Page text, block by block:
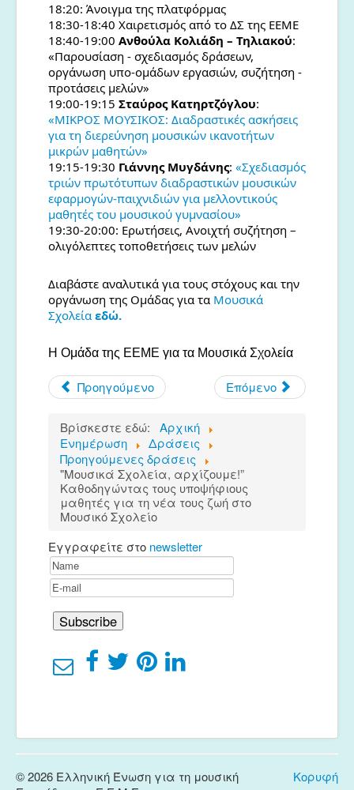
18:20: Άνοιγμα της πλατφόρμας
18:30-18:40 Χαιρετισμός από το ΔΣ της ΕΕΜΕ
18:40-19:00 Ανθούλα Κολιάδη – Τηλιακού:
«Παρουσίαση - σχεδιασμός δράσεων,
οργάνωση υπο-ομάδων εργασιών, συζήτηση -
προτάσεις μελών»
19:00-19:15 Σταύρος Κατηρτζόγλου:
«ΜΙΚΡΟΣ ΜΟΥΣΙΚΟΣ: Διαδραστικές ασκήσεις
για τη διερεύνηση μουσικών ικανοτήτων
μικρών μαθητών»
19:15-19:30 Γιάννης Μυγδάνης: «Σχεδιασμός
τριών πρωτότυπων διαδραστικών μουσικών
εφαρμογών-παιχνιδιών για μελλοντικούς
μαθητές του μουσικού γυμνασίου»
19:30-20:00: Ερωτήσεις, Ανοιχτή συζήτηση –
ολιγόλεπτες τοποθετήσεις των μελών
Διαβάστε αναλυτικά για τους στόχους και την
οργάνωση της Ομάδας για τα Μουσικά
Σχολεία εδώ.
Η Ομάδα της ΕΕΜΕ για τα Μουσικά Σχολεία
Προηγούμενο Επόμενο
Βρίσκεστε εδώ:
Αρχική
Ενημέρωση
Δράσεις
Προηγούμενες δράσεις
"Μουσικά Σχολεία, αρχίζουμε!”
Καθοδηγώντας τους υποψήφιους
μαθητές για τη νέα τους ζωή στο
Μουσικό Σχολείο
Εγγραφείτε στο newsletter
Κορυφή
© 2026 Ελληνική Ένωση για τη μουσική